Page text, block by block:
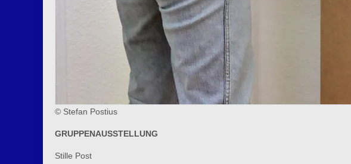
© Stefan Postius
GRUPPENAUSSTELLUNG
Stille Post